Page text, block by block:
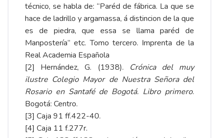
técnico, se habla de: “Paréd de fábrica. La que se
hace de ladrillo y argamassa, á distincion de la que
es de piedra, que essa se llama paréd de
Manpostería” etc.Tomo tercero. Imprenta de la
Real Academia Española
[2] Hernández, G. (1938).
Crónica del muy
ilustre Colegio Mayor de Nuestra Señora del
Rosario en Santafé de Bogotá. Libro primero.
Bogotá: Centro.
[3] Caja 91 ff.422-40.
[4] Caja 11 f.277r.